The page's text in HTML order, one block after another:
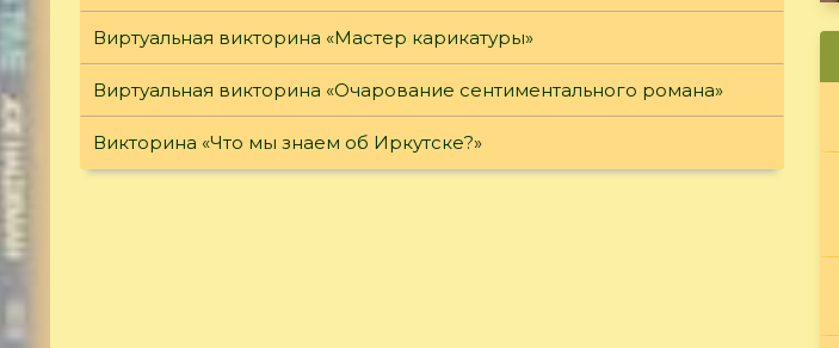
Виртуальная викторина «Мастер карикатуры»
Виртуальная викторина «Очарование сентиментального романа»
Викторина «Что мы знаем об Иркутске?»